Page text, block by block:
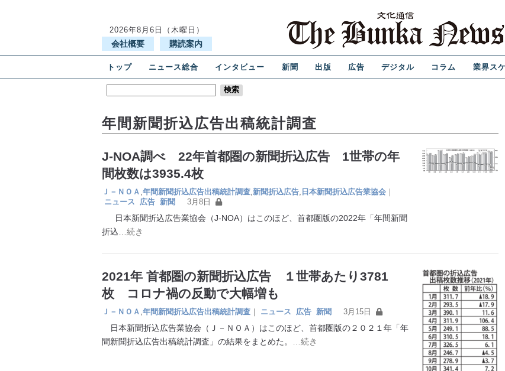
2026年8月6日（木曜日）
会社概要 購読案内
トップ ニュース総合 インタビュー 新聞 出版 広告 デジタル コラム 業界ス
年間新聞折込広告出稿統計調査
J-NOA調べ 22年首都圏の新聞折込広告 1世帯の年
間枚数は3935.4枚
Ｊ－ＮＯＡ ,年間新聞折込広告出稿統計調査,新聞折込広告, 日本新聞折込広告業協会 ｜
ニュース
広告 新聞 3月8日
日本新聞折込広告業協会（J‐NOA）はこのほど、首都圏版の2022年「年間新聞
折込 …続き
2021年 首都圏の新聞折込広告 １世帯あたり3781
枚 コロナ禍の反動で大幅増も
Ｊ－ＮＯＡ ,年間新聞折込広告出稿統計調査 ｜ ニュース 広告 新聞 3月15日
日本新聞折込広告業協会（Ｊ－ＮＯＡ）はこのほど、首都圏版の２０２１年「年
間新聞折込広告出稿統計調査」の結果をまとめた。
…続き